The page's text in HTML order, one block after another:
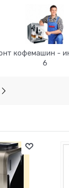
кофемашин -
6